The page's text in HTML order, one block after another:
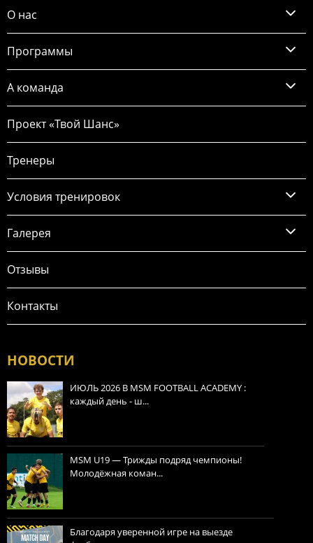
НОВОСТИ
ИЮЛЬ 2026 В MSM FOOTBALL ACADEMY :
каждый день - ш...
MSM U19 — Трижды подряд чемпионы!
Молодёжная коман...
Благодаря уверенной игре на выезде
О нас
Программы
А команда
Проект «Твой Шанс»
Тренеры
Условия тренировок
Галерея
Отзывы
Контакты